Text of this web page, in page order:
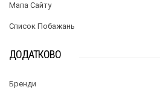
Мапа Сайту
Список Побажань
ДОДАТКОВО
Бренди